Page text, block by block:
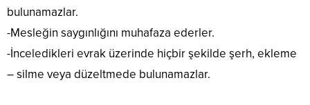
bulunamazlar.
-Mesleğin saygınlığını muhafaza ederler.
-İnceledikleri evrak üzerinde hiçbir şekilde şerh, ekleme
– silme veya düzeltmede bulunamazlar.